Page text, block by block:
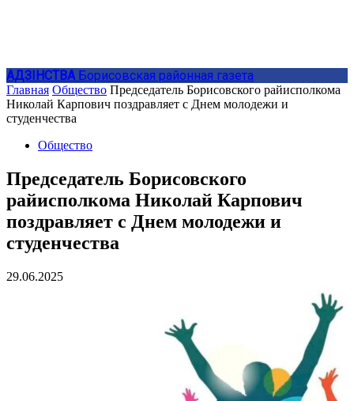
АДЗIНСТВА Борисовская районная газета
Главная Общество Председатель Борисовского райисполкома
Николай Карпович поздравляет с Днем молодежи и
студенчества
Общество
Председатель Борисовского
райисполкома Николай Карпович
поздравляет с Днем молодежи и
студенчества
29.06.2025